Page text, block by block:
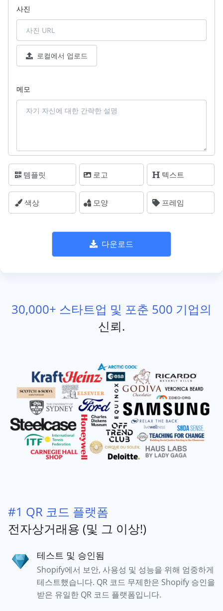
사진
로컬에서 업로드
메모
템플릿 로고 텍스트
색상 모양 프레임
다운로드
30,000+ 스타트업 및 포춘 500 기업의
신뢰.
#1 QR 코드 플랫폼
전자상거래용 (및 그 이상!)
테스트 및 승인됨
Shopify에서 보안, 사용성 및 성능을 위해 엄중하게
테스트했습니다. QR 코드 무제한은 Shopify 승인을
받은 유일한 QR 코드 플랫폼입니다.